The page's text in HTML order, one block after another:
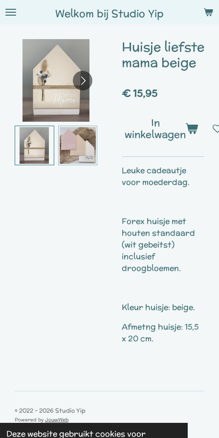
Deze website gebruikt cookies voor
Ga
hoofdinhoud
Welkom bij Studio Yip
Huisje liefste
mama beige
€ 15,95
In
winkelwagen
Leuke cadeautje
voor moederdag.
Forex huisje met
houten standaard
(wit gebeitst)
inclusief
droogbloemen.
Kleur huisje: beige.
Afmetng huisje: 15,5
x 20 cm.
© 2022 - 2026 Studio Yip
Powered by JouwWeb